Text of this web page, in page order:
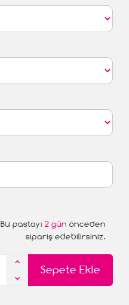
Bu pastayı 2 gün önceden
sipariş edebilirsiniz.
Sepete Ekle